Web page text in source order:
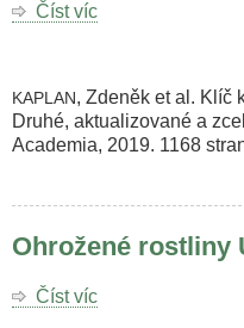
Číst víc
České
republiky
KAPLAN, Zdeněk et al. Klíč
Druhé, aktualizované a
Academia, 2019. 1168
Ohrožené rostliny
Číst víc